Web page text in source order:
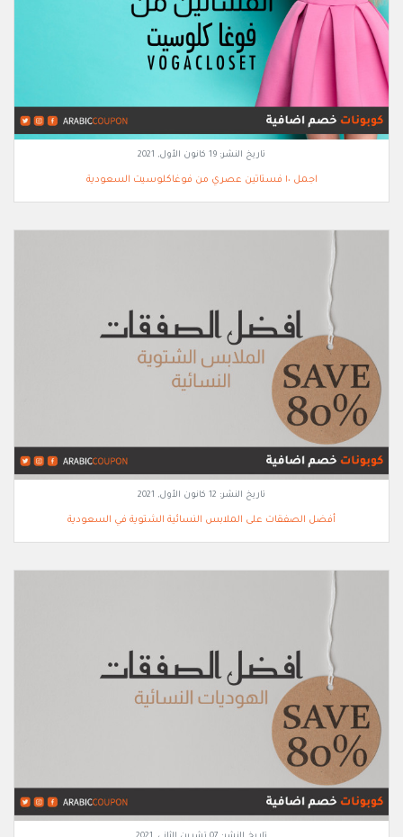
تاريخ النشر: 19 كانون الأول, 2021
اجمل ١٠ فستاتين عصري من فوغاكلوسيت السعودية
تاريخ النشر: 12 كانون الأول, 2021
أفضل الصفقات على الملابس النسائية الشتوية في السعودية